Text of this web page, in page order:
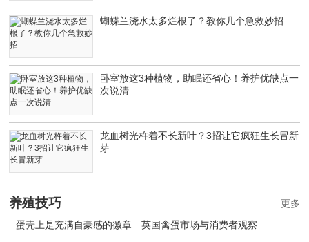
蝴蝶兰浇水太多烂根了？教你几个急救妙招
卧室放这3种植物，助眠还省心！养护优缺点一
次说清
龙血树光杵着不长新叶？3招让它疯狂生长冒新
芽
养殖技巧
蛋壳上是充满自豪感的徽章 英国禽蛋市场与消费者观察
更多